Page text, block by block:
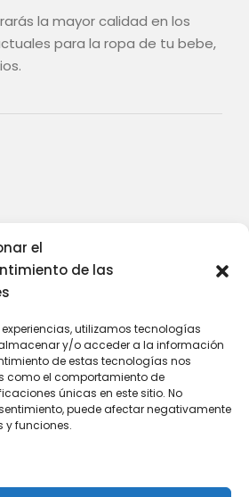
el
de las
utilizamos tecnologías
y/o acceder a la información
de estas tecnologías nos
como el comportamiento de
únicas en este sitio. No
puede afectar negativamente
funciones.
la mayor calidad en los
para la ropa de tu bebe,